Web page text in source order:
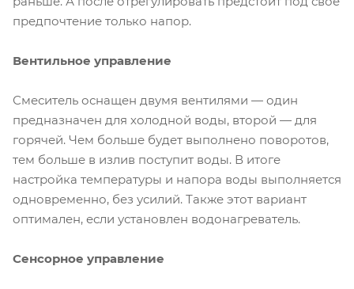
предпочтение только напор.
Вентильное управление
Смеситель оснащен двумя вентилями — один
предназначен для холодной воды, второй — для
горячей. Чем больше будет выполнено поворотов,
тем больше в излив поступит воды. В итоге
настройка температуры и напора воды выполняется
одновременно, без усилий. Также этот вариант
оптимален, если установлен водонагреватель.
Сенсорное управление